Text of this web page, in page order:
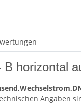
horizontal
Angaben